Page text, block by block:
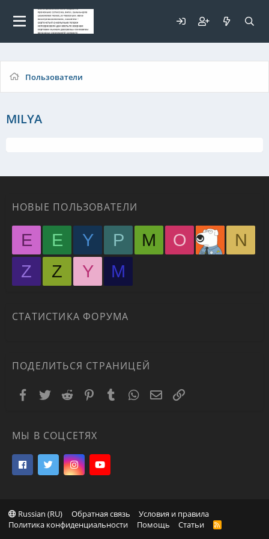
Пользователи
MILYA
НОВЫЕ ПОЛЬЗОВАТЕЛИ
E E Y P M O
N
Z
Z Y М
СТАТИСТИКА ФОРУМА
ПОДЕЛИТЬСЯ СТРАНИЦЕЙ
Facebook
TwitterReddit PinterestTumblrWhatsAppЭлектронная почта
Ссылка
МЫ В СОЦСЕТЯХ
Russian (RU) Обратная связь
Условия и правила
Политика конфиденциальности
Помощь Статьи
R
Для любых предложений по
сайту: elaizik@cp9.ru